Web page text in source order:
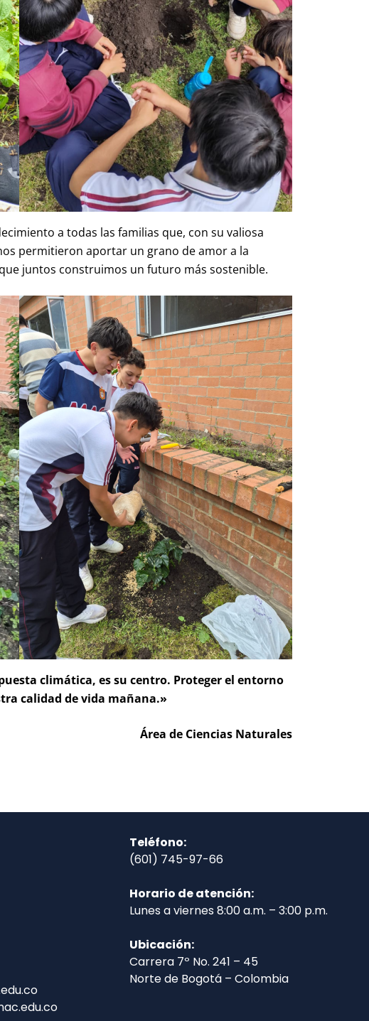
a todas las familias que, con su valiosa
permitieron aportar un grano de amor a la
juntos construimos un futuro más sostenible.
climática, es su centro. Proteger el entorno
calidad de vida mañana.»
Área de Ciencias Naturales
Teléfono:
(601) 745-97-66
Horario de atención:
Lunes a viernes 8:00 a.m. – 3:00 p.m.
Ubicación:
Carrera 7º No. 241 – 45
Norte de Bogotá – Colombia